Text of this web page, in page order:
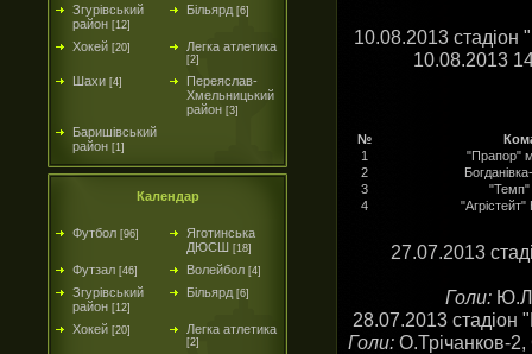
Згурівський
район [12]
Більярд [6]
Хокей [20] Легка атлетика
[2]
Шахи [4]
Переяслав-
Хмельницький
район [3]
Баришівський
район [1]
Календар
Футбол [96]
Яготинська
ДЮСШ [18]
Футзал [46] Волейбол [4]
Згурівський
район [12]
Більярд [6]
Хокей [20] Легка атлетика
[2]
10.08.2013 стадіон
10.08.2013
№
1
"Прапор"
2
3
"Темп"
4
"Агрістейт"
27.07.2013
Голи:
28.07.2013 стадіон
Голи: О.Трічанков-